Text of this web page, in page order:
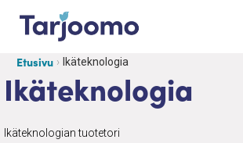
Siirry sisältöön
Tarjoomo etusivu
Etusivu Ikäteknologia
Ikäteknologia
Ikäteknologian tuotetori